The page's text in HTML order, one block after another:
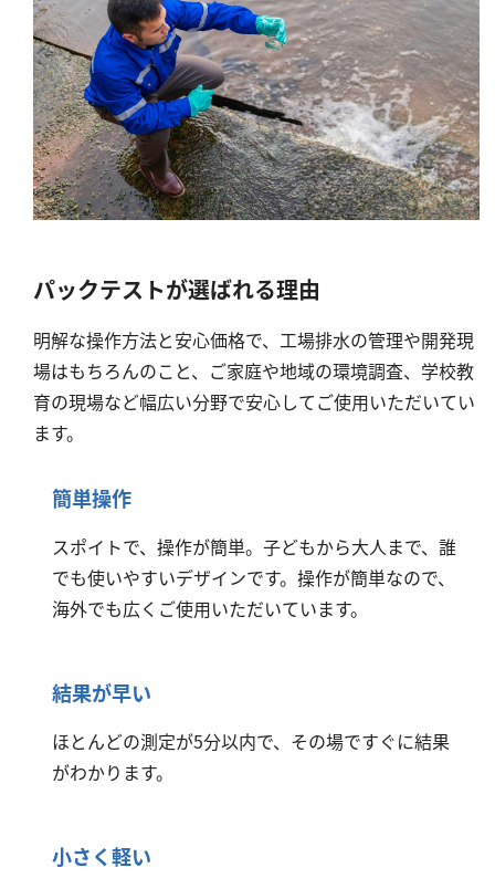
パックテストが選ばれる理由
明解な操作方法と安心価格で、工場排水の管理や開発現
場はもちろんのこと、ご家庭や地域の環境調査、学校教
育の現場など幅広い分野で安心してご使用いただいてい
ます。
簡単操作
スポイトで、操作が簡単。子どもから大人まで、誰
でも使いやすいデザインです。操作が簡単なので、
海外でも広くご使用いただいています。
結果が早い
ほとんどの測定が5分以内で、その場ですぐに結果
がわかります。
小さく軽い